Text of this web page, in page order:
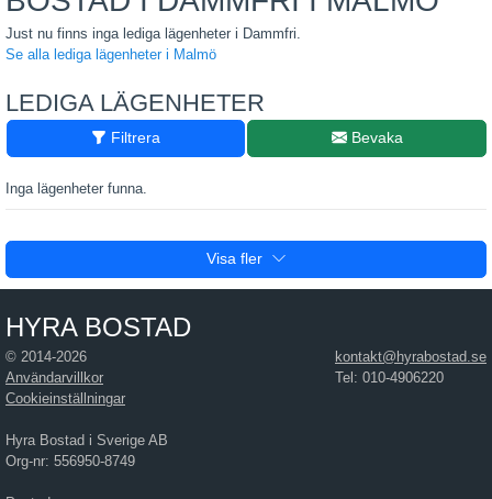
Just nu finns inga lediga lägenheter i Dammfri.
Se alla lediga lägenheter i Malmö
LEDIGA LÄGENHETER
Filtrera Bevaka
Inga lägenheter funna.
Visa fler
HYRA BOSTAD
kontakt@hyrabostad.se
Tel: 010-4906220
© 2014-2026
Användarvillkor
Cookieinställningar
Hyra Bostad i Sverige AB
Org-nr: 556950-8749